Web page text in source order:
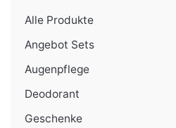
Alle Produkte
Angebot Sets
Augenpflege
Deodorant
Geschenke